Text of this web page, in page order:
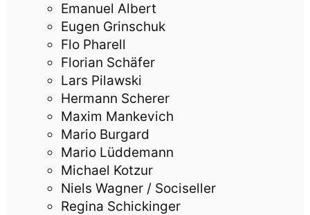
Emanuel Albert
Eugen Grinschuk
Flo Pharell
Florian Schäfer
Lars Pilawski
Hermann Scherer
Maxim Mankevich
Mario Burgard
Mario Lüddemann
Michael Kotzur
Niels Wagner / Sociseller
Regina Schickinger